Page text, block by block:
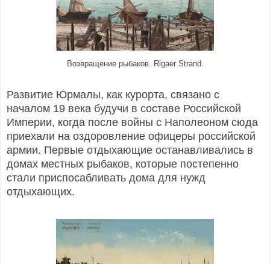
Возвращение рыбаков. Rigaer Strand.
Развитие Юрмалы, как курорта, связано с
началом 19 века будучи в составе Российской
Империи, когда после войны с Наполеоном сюда
приехали на оздоровление офицеры российской
армии. Первые отдыхающие останавливались в
домах местных рыбаков, которые постепенно
стали приспосабливать дома для нужд
отдыхающих.